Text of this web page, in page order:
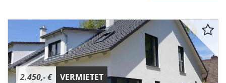
2.450,- € VERMIETET